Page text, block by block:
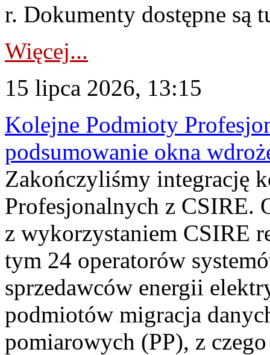
r. Dokumenty dostępne są
Więcej...
15 lipca 2026, 13:15
Kolejne Podmioty
podsumowanie okna
Zakończyliśmy integrację
Profesjonalnych z CSIRE.
z wykorzystaniem CSIRE
tym 24 operatorów
sprzedawców energii
podmiotów migracja
pomiarowych (PP), z